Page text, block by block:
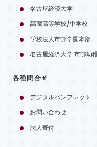
名古屋経済大学
高蔵高等学校/中学校
学校法人市邨学園本部
名古屋経済大学 市邨幼
各種問合せ
デジタルパンフレット
お問い合わせ
法人寄付